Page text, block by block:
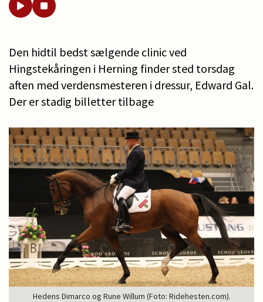
Den hidtil bedst sælgende clinic ved
Hingstekåringen i Herning finder sted torsdag
aften med verdensmesteren i dressur, Edward Gal.
Der er stadig billetter tilbage
Hedens Dimarco og Rune Willum (Foto: Ridehesten.com).